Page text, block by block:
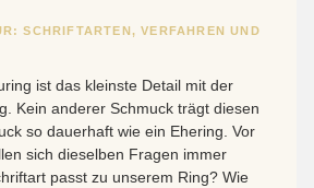
SCHRIFTARTEN, VERFAHREN UND
ist das kleinste Detail mit der
Kein anderer Schmuck trägt diesen
so dauerhaft wie ein Ehering. Vor
sich dieselben Fragen immer
passt zu unserem Ring? Wie